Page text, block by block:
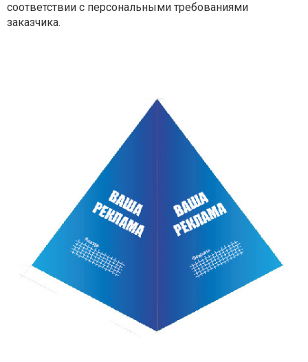
соответствии с персональными требованиями
заказчика.